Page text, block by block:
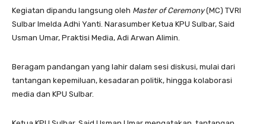
Kegiatan dipandu langsung oleh Master of Ceremony(MC) TVRI
Sulbar Imelda Adhi Yanti. Narasumber Ketua KPU Sulbar, Said
Usman Umar, Praktisi Media, Adi Arwan Alimin.
Beragam pandangan yang lahir dalam sesi diskusi, mulai dari
tantangan kepemiluan, kesadaran politik, hingga kolaborasi
media dan KPU Sulbar.